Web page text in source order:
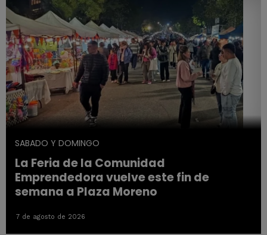
SABADO Y DOMINGO
La Feria de la Comunidad
Emprendedora vuelve este fin de
semana a Plaza Moreno
7 de agosto de 2026